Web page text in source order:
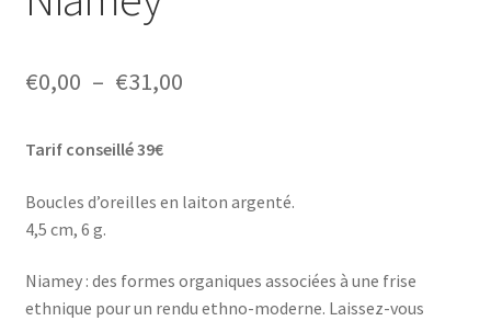
€0,00 – €31,00Plage
€0,00
€31,00
Tarif conseillé 39€
Boucles d’oreilles en laiton argenté.
4,5 cm, 6 g.
Niamey : des formes organiques associées à une frise
ethnique pour un rendu ethno-moderne. Laissez-vous